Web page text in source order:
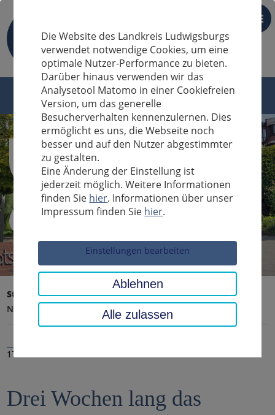
DE
Sucheingabe
Startseite Landratsamt, Landkreis
Aktuelles
Nachrichten
17.06.2020
Drei Wochen lang das
Die Website des Landkreis Ludwigsburgs
verwendet notwendige Cookies, um eine
optimale Nutzer-Performance zu bieten.
Darüber hinaus verwenden wir das
Analysetool Matomo in einer Cookiefreien
Version, um das generelle
Besucherverhalten kennenzulernen. Dies
ermöglicht es uns, die Webseite noch
besser und auf den Nutzer abgestimmter
zu gestalten.
Eine Änderung der Einstellung ist
jederzeit möglich. Weitere Informationen
finden Sie hier. Informationen über unser
Impressum finden Sie hier.
Einstellungen bearbeiten
Ablehnen
Alle zulassen